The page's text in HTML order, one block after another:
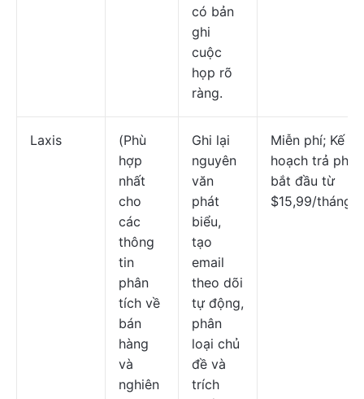
có bản
ghi
cuộc
họp rõ
ràng.
Laxis
(Phù
hợp
nhất
cho
các
thông
tin
phân
tích về
bán
hàng
và
nghiên
Ghi lại
nguyên
văn
phát
biểu,
tạo
email
theo dõi
tự động,
phân
loại chủ
đề và
trích
Miễn phí; Kế
hoạch trả phí
bắt đầu từ
$15,99/tháng